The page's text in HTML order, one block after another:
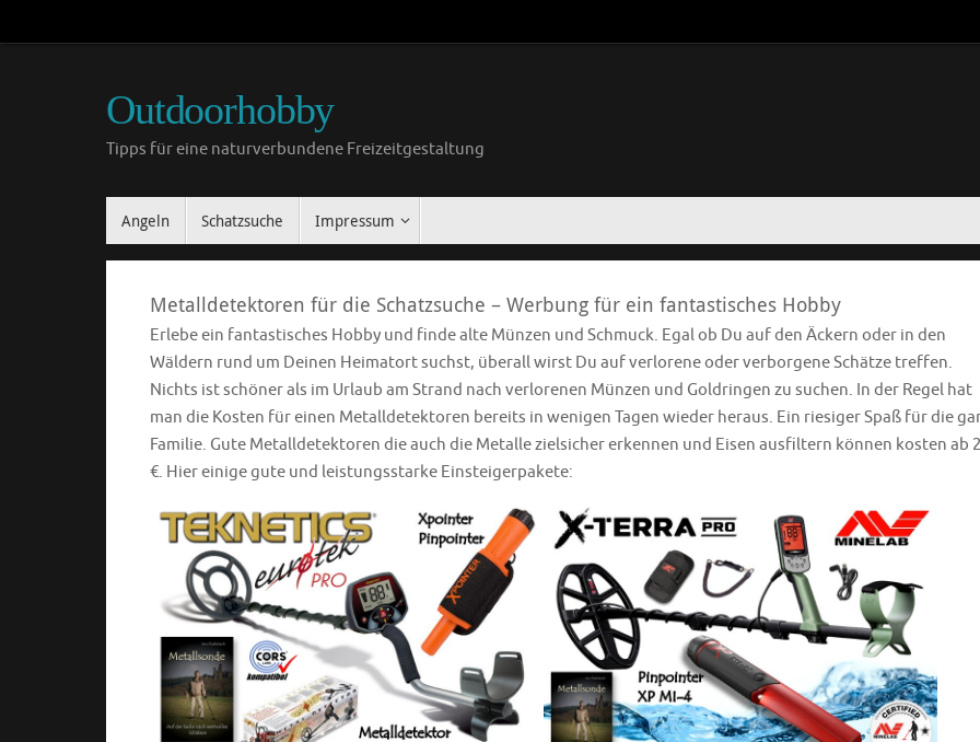
Outdoorhobby
Tipps für eine naturverbundene Freizeitgestaltung
Angeln Schatzsuche Impressum
Metalldetektoren für die Schatzsuche – Werbung für ein fantastisches Hobby
Erlebe ein fantastisches Hobby und finde alte Münzen und Schmuck. Egal ob Du auf den Äckern oder in den
Wäldern rund um Deinen Heimatort suchst, überall wirst Du auf verlorene oder verborgene Schätze treffen.
Nichts ist schöner als im Urlaub am Strand nach verlorenen Münzen und Goldringen zu suchen. In der Regel hat
man die Kosten für einen Metalldetektoren bereits in wenigen Tagen wieder heraus. Ein riesiger Spaß für die
Familie. Gute Metalldetektoren die auch die Metalle zielsicher erkennen und Eisen ausfiltern können kosten ab
€. Hier einige gute und leistungsstarke Einsteigerpakete: